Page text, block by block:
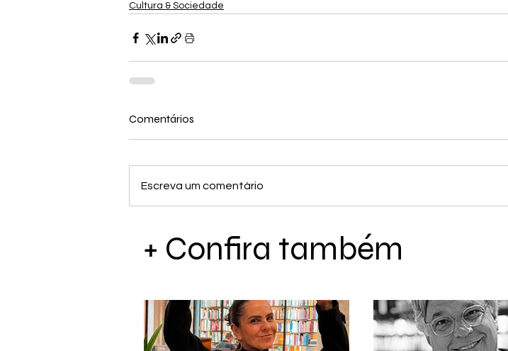
Cultura & Sociedade
Comentários
Escreva um comentário
+ Confira também